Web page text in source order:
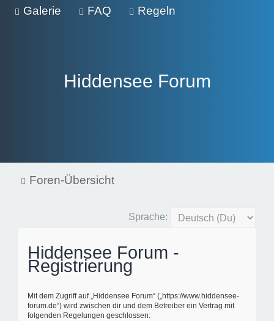
Galerie FAQ Regeln
Hiddensee Forum
Foren-Übersicht
Sprache:
Hiddensee Forum -
Registrierung
Mit dem Zugriff auf „Hiddensee Forum“ („https://www.hiddensee-
forum.de“) wird zwischen dir und dem Betreiber ein Vertrag mit
folgenden Regelungen geschlossen: